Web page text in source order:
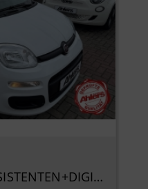
Pop+KLIMA+PDC+ASSISTENTEN+DIGITACHO+ISOFIX+